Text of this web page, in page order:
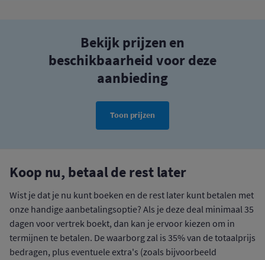
Bekijk prijzen en
beschikbaarheid voor deze
aanbieding
Toon prijzen
Koop nu, betaal de rest later
Wist je dat je nu kunt boeken en de rest later kunt betalen met
onze handige aanbetalingsoptie? Als je deze deal minimaal 35
dagen voor vertrek boekt, dan kan je ervoor kiezen om in
termijnen te betalen. De waarborg zal is 35% van de totaalprijs
bedragen, plus eventuele extra's (zoals bijvoorbeeld